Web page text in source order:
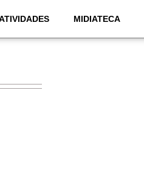
MIDIATECA